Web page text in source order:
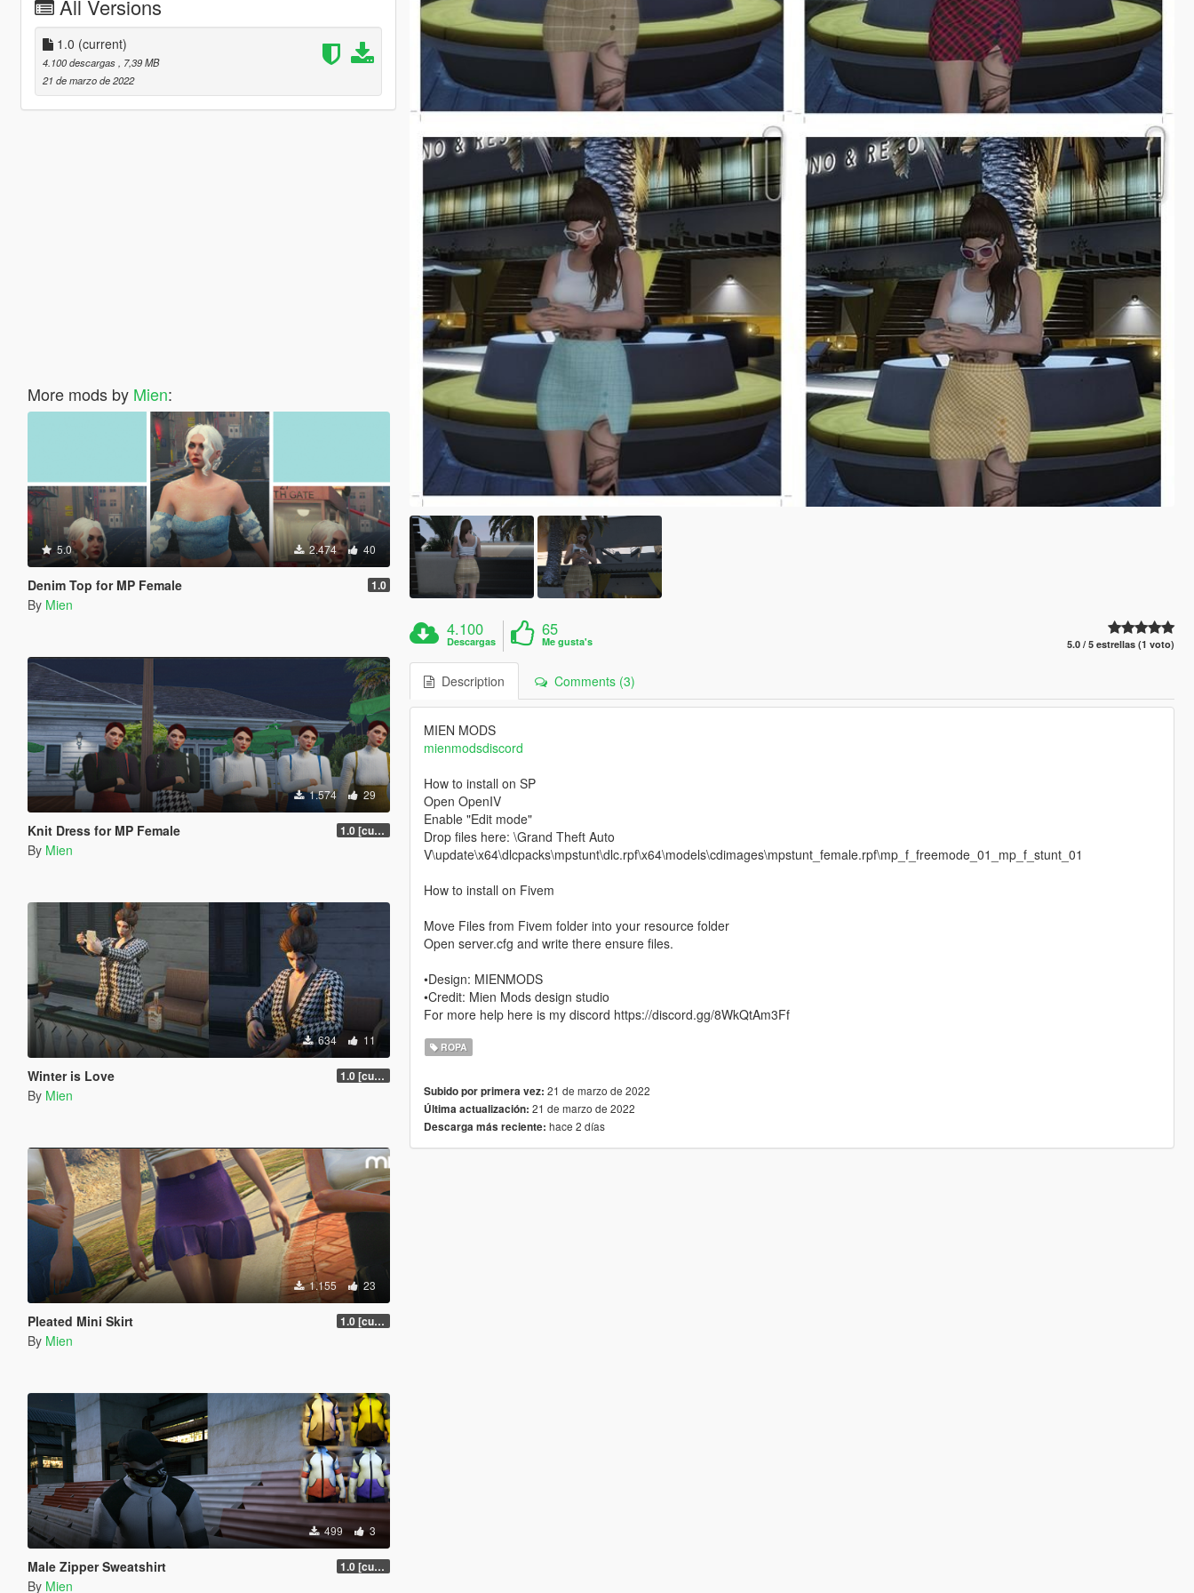
All Versions
1.0 (current)
4.100 descargas
, 7,39 MB
21 de marzo de 2022
More mods by Mien:
5.0 2.474 40
Denim Top for MP Female 1.0
By Mien
1.574 29
Knit Dress for MP Female 1.0 [current]
By Mien
634 11
Winter is Love 1.0 [current]
By Mien
1.155 23
Pleated Mini Skirt 1.0 [current]
By Mien
499 3
Male Zipper Sweatshirt 1.0 [current]
By Mien
4.100
Descargas
65
Me gusta's 5.0 / 5 estrellas (1 voto)
Description Comments (3)
MIEN MODS
mienmodsdiscord
How to install on SP
Open OpenIV
Enable "Edit mode"
Drop files here: \Grand Theft Auto
V\update\x64\dlcpacks\mpstunt\dlc.rpf\x64\models\cdimages\mpstunt_female.rpf\mp_f_freemode_01_mp_f_stunt_01
How to install on Fivem
Move Files from Fivem folder into your resource folder
Open server.cfg and write there ensure files.
•Design: MIENMODS
•Credit: Mien Mods design studio
For more help here is my discord https://discord.gg/8WkQtAm3Ff
ROPA
Subido por primera vez: 21 de marzo de 2022
Última actualización: 21 de marzo de 2022
Descarga más reciente: hace 2 días